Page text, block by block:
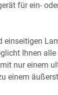
für ein-
einseitigen
Ihnen alle
nur einem
einem